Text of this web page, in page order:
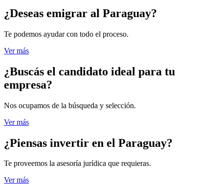
¿Deseas emigrar al Paraguay?
Te podemos ayudar con todo el proceso.
Ver más
¿Buscás el candidato ideal para tu
empresa?
Nos ocupamos de la búsqueda y selección.
Ver más
¿Piensas invertir en el Paraguay?
Te proveemos la asesoría jurídica que requieras.
Ver más